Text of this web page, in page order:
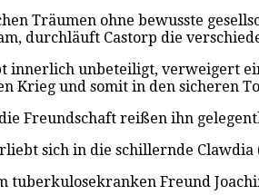
Träumen ohne bewusste
durchläuft Castorp die
innerlich unbeteiligt, verweigert
Krieg und somit in den sicheren
Freundschaft reißen ihn
sich in die schillernde
tuberkulosekranken Freund